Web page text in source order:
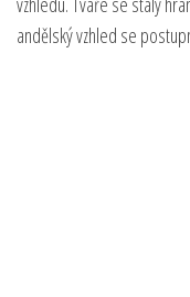
andělský vzhled se